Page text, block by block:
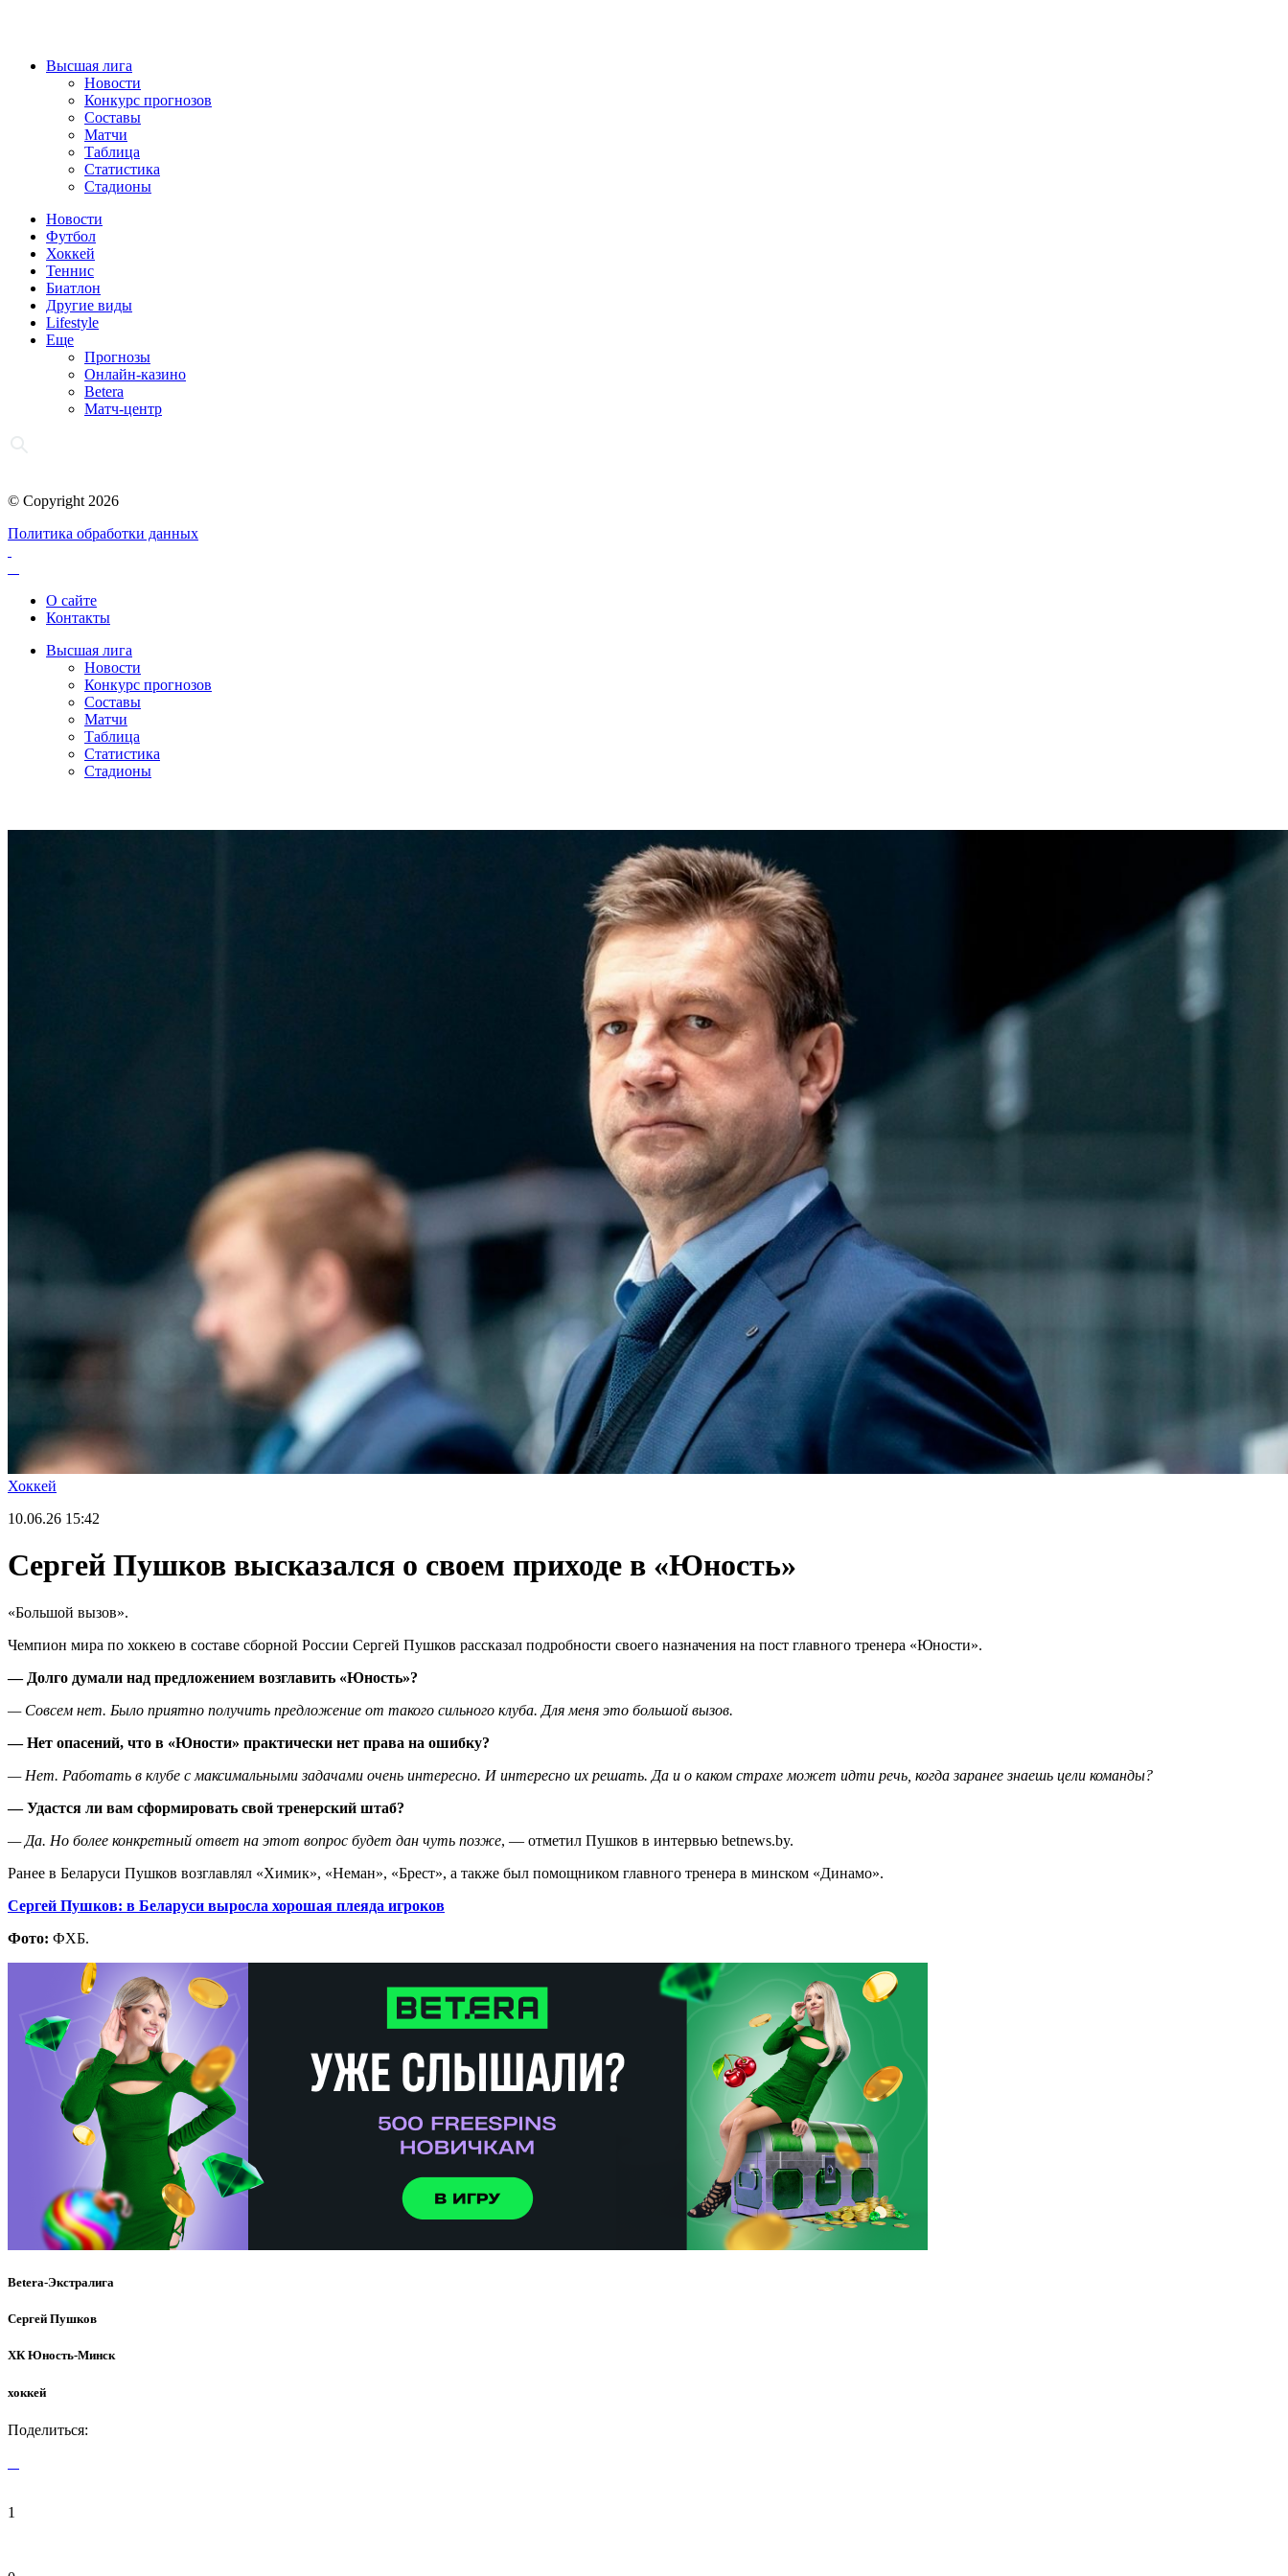
Высшая лига
Новости
Конкурс прогнозов
Составы
Матчи
Таблица
Статистика
Стадионы
Новости
Футбол
Хоккей
Теннис
Биатлон
Другие виды
Lifestyle
Еще
Прогнозы
Онлайн-казино
Betera
Матч-центр
© Copyright 2026
Политика обработки данных
О сайте
Контакты
Высшая лига
Новости
Конкурс прогнозов
Составы
Матчи
Таблица
Статистика
Стадионы
Хоккей
10.06.26 15:42
Сергей Пушков высказался о своем приходе в «Юность»
«Большой вызов».
Чемпион мира по хоккею в составе сборной России Сергей Пушков рассказал подробности своего назначения на пост главного тренера «Юности».
— Долго думали над предложением возглавить «Юность»?
—Совсем нет. Было приятно получить предложение от такого сильного клуба. Для меня это большой вызов.
— Нет опасений, что в «Юности» практически нет права на ошибку?
— Нет. Работать в клубе с максимальными задачами очень интересно. И интересно их решать. Да и о каком страхе может идти речь, когда заранее знаешь цели команды?
— Удастся ли вам сформировать свой тренерский штаб?
— Да. Но более конкретный ответ на этот вопрос будет дан чуть позже, — отметил Пушков в интервью betnews.by.
Ранее в Беларуси Пушков возглавлял «Химик», «Неман», «Брест», а также был помощником главного тренера в минском «Динамо».
Сергей Пушков: в Беларуси выросла хорошая плеяда игроков
Фото: ФХБ.
Betera-Экстралига
Сергей Пушков
ХК Юность-Минск
хоккей
Поделиться:
1